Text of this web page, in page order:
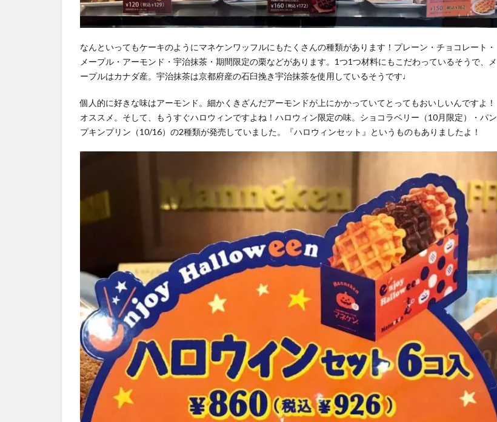
なんといってもケーキのようにマネケンワッフルにもたくさんの種類があります！プレーン・チョコレート・
メープル・アーモンド・宇治抹茶・期間限定の栗などがあります。1つ1つ材料にもこだわっているそうで、メ
ープルはカナダ産。宇治抹茶は京都府産の石臼挽き宇治抹茶を使用しているそうです♩
個人的に好きな味はアーモンド。細かくきざんだアーモンドが上にかかっていてとってもおいしいんですよ！
オススメ。そして、もうすぐハロウィンですよね！ハロウィン限定の味。ショコラベリー（10月限定）・パン
プキンプリン（10/16）の2種類が発売していました。『ハロウィンセット』というものもありましたよ！